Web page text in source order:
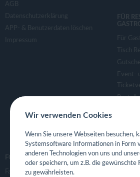
AGB
Datenschutzerklärung
APP- & Benutzerdaten löschen
Impressum
FÜR
Für
Tisch
Event-
Eigene
FOLGE UNS
Facebook
Wir verwenden Cookies
Wenn Sie unsere Webseiten besuchen,
Systemsoftware Informationen in Form
anderen Technologien von uns und
oder speichern, um z.B. die gewünschte
zu gewährleisten.